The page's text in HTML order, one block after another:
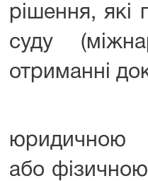
рішення, які
суду
отриманні
або